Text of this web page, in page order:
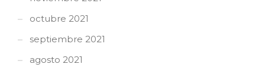
octubre 2021
septiembre 2021
agosto 2021